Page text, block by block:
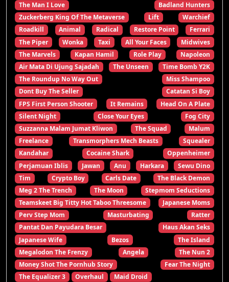
The Man I Love
Badland Hunters
Zuckerberg King Of The Metaverse
Lift
Warchief
Roadkill
Animal Radical Restore Point
Ferrari
The Piper
Wonka Taxi All Your Faces
Midwives
The Marvels
Kapan Hamil Role Play
Napoleon
Air Mata Di Ujung Sajadah
The Unseen
Time Bomb Y2K
The Roundup No Way Out
Miss Shampoo
Dont Buy The Seller
Catatan Si Boy
FPS First Person Shooter
It Remains
Head On A Plate
Silent Night
Close Your Eyes
Fog City
Suzzanna Malam Jumat Kliwon
The Squad
Malum
Freelance
Transmorphers Mech Beasts
Squealer
Kandahar
Cocaine Shark
Oppenheimer
Perjamuan Iblis
Jawan Anu Harkara
Sewu Dino
Tim
Crypto Boy Carls Date
The Black Demon
Meg 2 The Trench
The Moon
Stepmom Seductions
Teamskeet Big Titty Hot Taboo Threesome
Japanese Moms
Perv Step Mom
Masturbating
Ratter
Pantat Dan Payudara Besar
Haus Akan Seks
Japanese Wife
Bezos
The Island
Megalodon The Frenzy
Angela
The Nun 2
Money Shot The Pornhub Story
Fear The Night
The Equalizer 3
Overhaul Maid Droid